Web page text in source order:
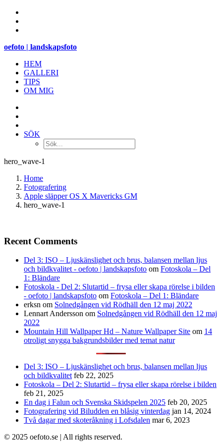
oefoto | landskapsfoto
HEM
GALLERI
TIPS
OM MIG
SÖK
hero_wave-1
Home
Fotografering
Apple släpper OS X Mavericks GM
hero_wave-1
Recent Comments
Del 3: ISO – Ljuskänslighet och brus, balansen mellan ljus
och bildkvalitet - oefoto | landskapsfoto om Fotoskola – Del
1: Bländare
Fotoskola - Del 2: Slutartid – frysa eller skapa rörelse i bilden
- oefoto | landskapsfoto om Fotoskola – Del 1: Bländare
erksn om Solnedgången vid Rödhäll den 12 maj 2022
Lennart Andersson om Solnedgången vid Rödhäll den 12 maj
2022
Mountain Hill Wallpaper Hd – Nature Wallpaper Site om 14
otroligt snygga bakgrundsbilder med temat natur
Del 3: ISO – Ljuskänslighet och brus, balansen mellan ljus
och bildkvalitet feb 22, 2025
Fotoskola – Del 2: Slutartid – frysa eller skapa rörelse i bilden
feb 21, 2025
En dag i Falun och Svenska Skidspelen 2025 feb 20, 2025
Fotografering vid Biludden en blåsig vinterdag jan 14, 2024
Två dagar med skoteråkning i Lofsdalen mar 6, 2023
© 2025 oefoto.se | All rights reserved.